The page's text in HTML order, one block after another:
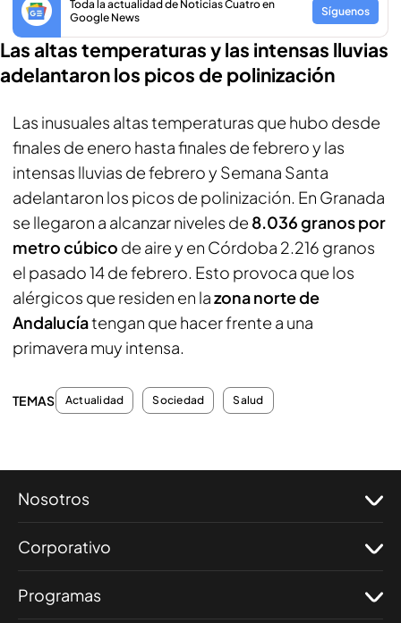
Toda la actualidad de Noticias Cuatro en
Google News
Síguenos
Las altas temperaturas y las intensas lluvias
adelantaron los picos de polinización
Las inusuales altas temperaturas que hubo desde
finales de enero hasta finales de febrero y las
intensas lluvias de febrero y Semana Santa
adelantaron los picos de polinización. En Granada
se llegaron a alcanzar niveles de 8.036 granos por
metro cúbico de aire y en Córdoba 2.216 granos
el pasado 14 de febrero. Esto provoca que los
alérgicos que residen en lazona norte de
Andalucíatengan que hacer frente a una
primavera muy intensa.
TEMAS Actualidad Sociedad Salud
Nosotros
Corporativo
Programas